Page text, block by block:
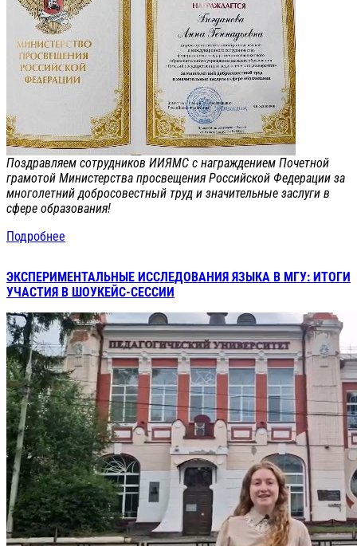
Поздравляем сотрудников ИИЯМС с награждением Почетной
грамотой Министерства просвещения Российской Федерации за
многолетний добросовестный труд и значительные заслуги в
сфере образования!
Подробнее
ЭКСПЕРИМЕНТАЛЬНЫЕ ИССЛЕДОВАНИЯ ЯЗЫКА В МГУ: ИТОГИ
УЧАСТИЯ В ШОУКЕЙС-СЕССИИ